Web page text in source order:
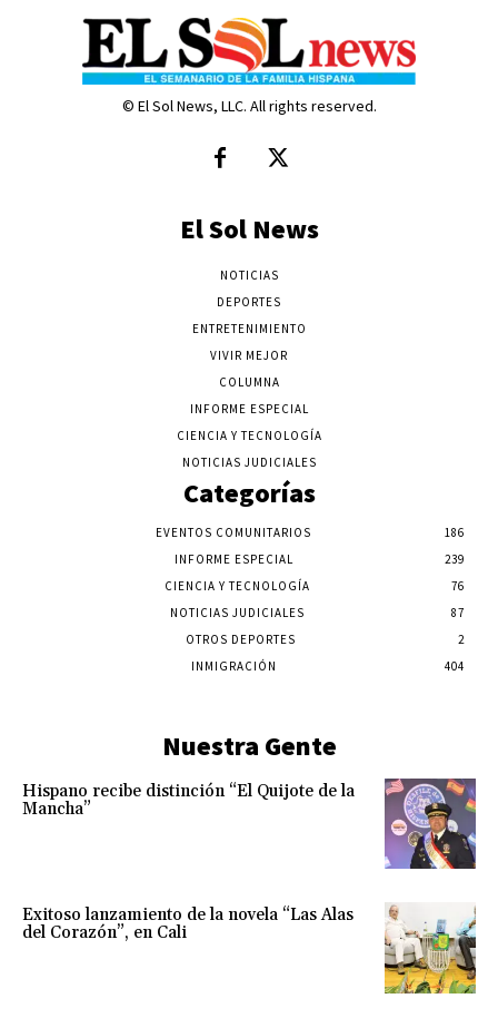
© El Sol News, LLC. All rights reserved.
El Sol News
NOTICIAS
DEPORTES
ENTRETENIMIENTO
VIVIR MEJOR
COLUMNA
INFORME ESPECIAL
CIENCIA Y TECNOLOGÍA
NOTICIAS JUDICIALES
Categorías
EVENTOS COMUNITARIOS
186
INFORME ESPECIAL
239
CIENCIA Y TECNOLOGÍA
76
NOTICIAS JUDICIALES
87
OTROS DEPORTES
2
INMIGRACIÓN
404
Nuestra Gente
Hispano recibe distinción “El Quijote de la
Mancha”
Exitoso lanzamiento de la novela “Las Alas
del Corazón”, en Cali